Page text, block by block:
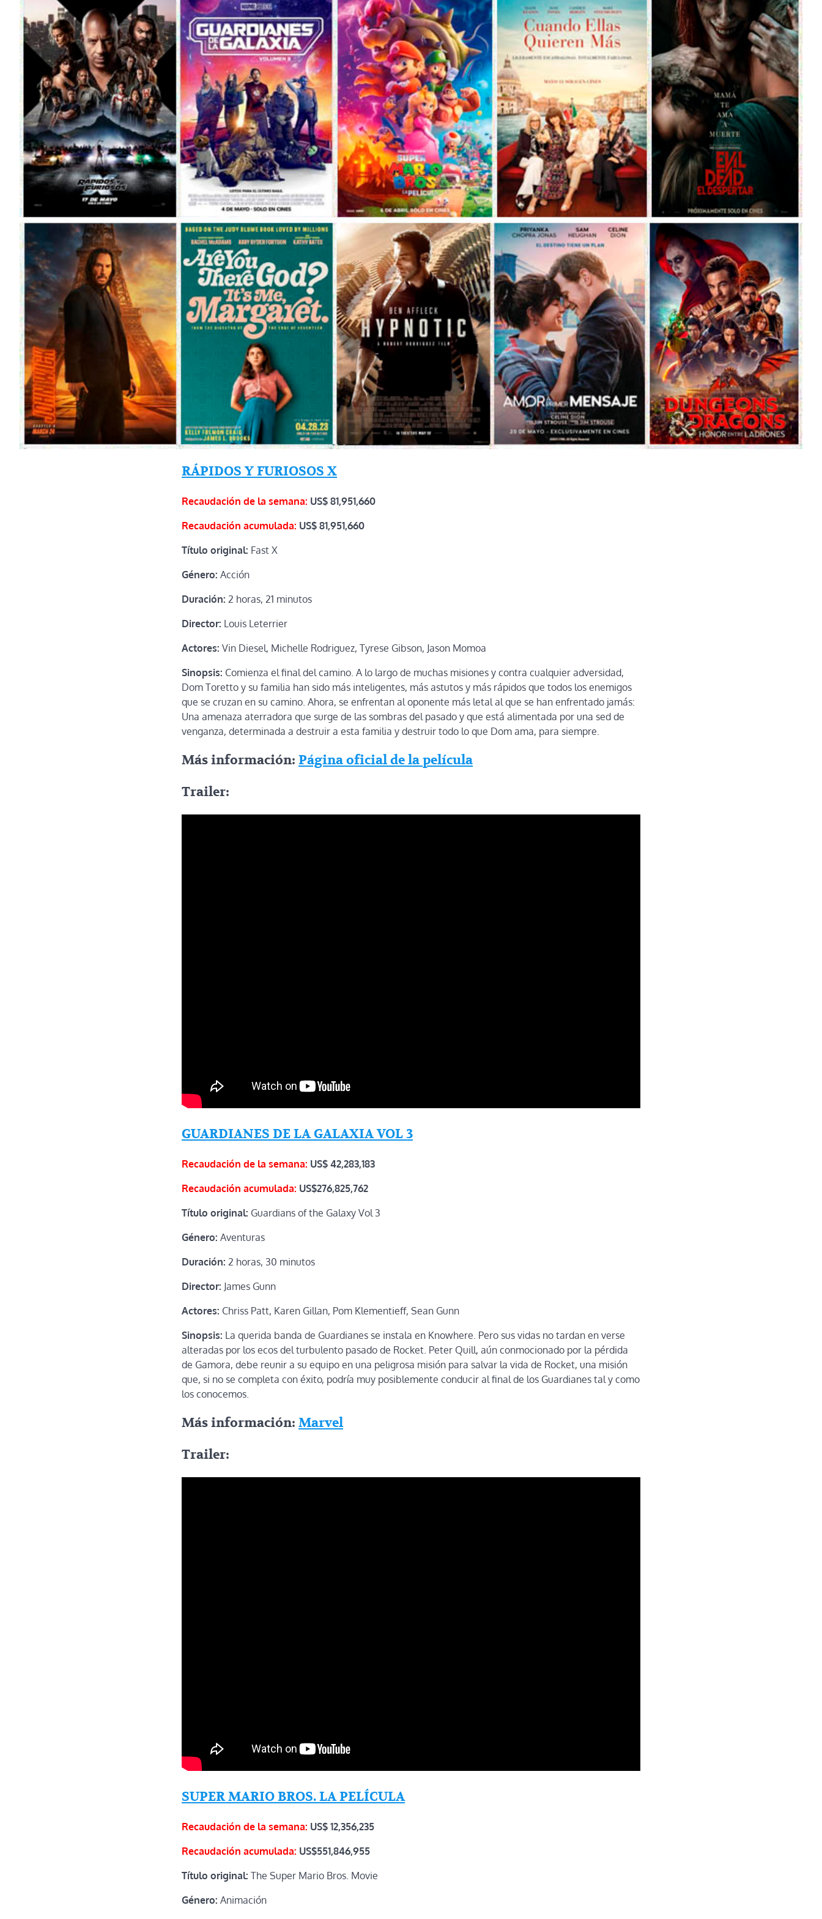
RÁPIDOS Y FURIOSOS X
Recaudación de la semana: US$ 81,951,660
Recaudación acumulada: US$ 81,951,660
Título original: Fast X
Género: Acción
Duración: 2 horas, 21 minutos
Director: Louis Leterrier
Actores: Vin Diesel, Michelle Rodriguez, Tyrese Gibson, Jason Momoa
Sinopsis: Comienza el final del camino. A lo largo de muchas misiones y contra cualquier adversidad,
Dom Toretto y su familia han sido más inteligentes, más astutos y más rápidos que todos los enemigos
que se cruzan en su camino. Ahora, se enfrentan al oponente más letal al que se han enfrentado jamás:
Una amenaza aterradora que surge de las sombras del pasado y que está alimentada por una sed de
venganza, determinada a destruir a esta familia y destruir todo lo que Dom ama, para siempre.
Más información: Página oficial de la película
Trailer:
GUARDIANES DE LA GALAXIA VOL 3
Recaudación de la semana: US$ 42,283,183
Recaudación acumulada: US$276,825,762
Título original: Guardians of the Galaxy Vol 3
Género: Aventuras
Duración: 2 horas, 30 minutos
Director: James Gunn
Actores: Chriss Patt, Karen Gillan, Pom Klementieff, Sean Gunn
Sinopsis: La querida banda de Guardianes se instala en Knowhere. Pero sus vidas no tardan en verse
alteradas por los ecos del turbulento pasado de Rocket. Peter Quill, aún conmocionado por la pérdida
de Gamora, debe reunir a su equipo en una peligrosa misión para salvar la vida de Rocket, una misión
que, si no se completa con éxito, podría muy posiblemente conducir al final de los Guardianes tal y como
los conocemos.
Más información: Marvel
Trailer:
SUPER MARIO BROS. LA PELÍCULA
Recaudación de la semana: US$ 12,356,235
Recaudación acumulada: US$551,846,955
Título original: The Super Mario Bros. Movie
Género: Animación